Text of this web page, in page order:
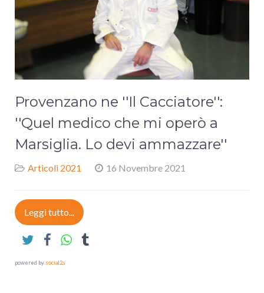
Provenzano ne ''Il Cacciatore'':
''Quel medico che mi operò a
Marsiglia. Lo devi ammazzare''
Articoli 2021 16 Novembre 2021
Leggi tutto...
powered by social2s